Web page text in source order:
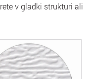
v gladki strukturi ali